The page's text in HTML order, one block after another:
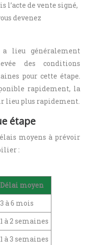
l’acte de vente signé,
devenez
lieu généralement
des conditions
pour cette étape.
rapidement, la
lieu plus rapidement.
étape
moyens à prévoir
:
Délai moyen
3 à 6 mois
1 à 2 semaines
1 à 3 semaines